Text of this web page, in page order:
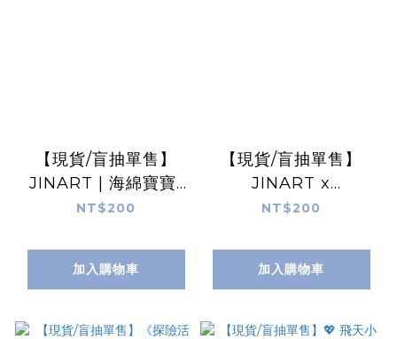
【現貨/盲抽單售】
JINART | 海綿寶寶-
迷因比奇堡2代公仔
NT$200
加入購物車
【現貨/盲抽單售】
JINART x
Fumeancats - 貓之
活公仔🐈(全套8款)
NT$200
加入購物車